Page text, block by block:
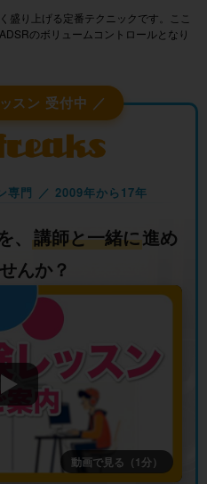
盛り上げる定番テクニックです。ここ
のボリュームコントロールとなり
スン 受付中 ／
専門 ／ 2009年から17年
講師と一緒に進め
んか？
動画で見る（1分）